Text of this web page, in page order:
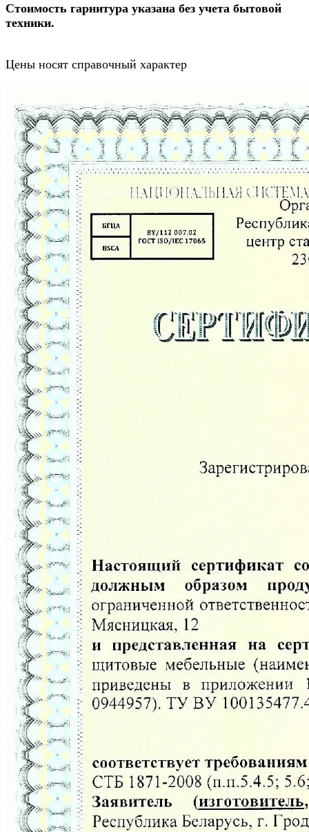
Стоимость гарнитура указана без учета бытовой
техники.
Цены носят справочный характер